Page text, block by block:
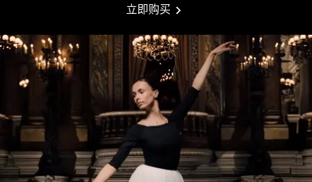
立即购买